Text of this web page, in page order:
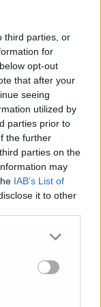
third parties, or
for
opt-out
that after your
seeing
utilized by
parties prior to
the further
parties on the
may
IAB’s List of
it to other
a Torrette
il sindaco:
i miei figli
dopo un
le
e uccisa
Pino Attili
ho saputo della